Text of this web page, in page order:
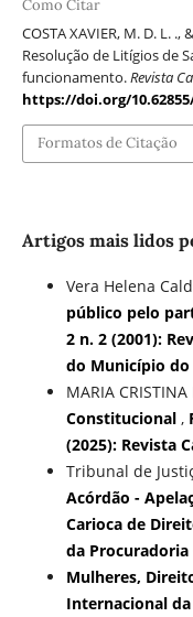
Como Citar
COSTA XAVIER, M. D. L. .,
Resolução de Litígios de
funcionamento.Revista
https://doi.org/
Formatos de Citação
Artigos mais lidos
Vera Helena
público pelo
2 n. 2 (2001):
do Município do
MARIA CRISTINA
Constitucional ,
(2025): Revista
Tribunal de
Acórdão -
Carioca de
da Procuradoria
Mulheres,
Internacional